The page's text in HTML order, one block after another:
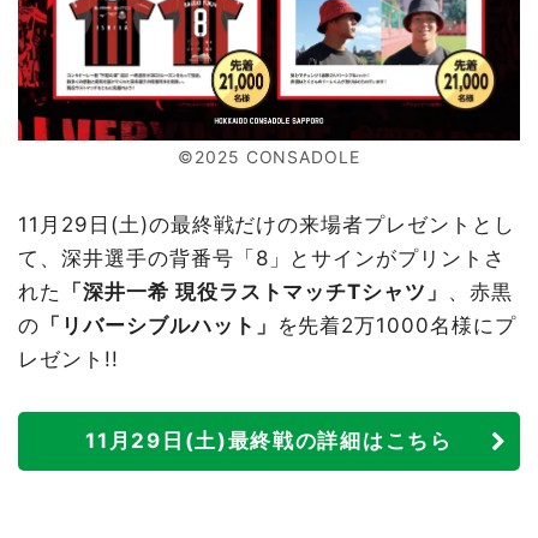
©2025 CONSADOLE
11月29日(土)の最終戦だけの来場者プレゼントとし
て、深井選手の背番号「8」とサインがプリントさ
れた
「深井一希 現役ラストマッチTシャツ」 、赤黒
の 「リバーシブルハット」 を先着2万1000名様にプ
レゼント!!
11月29日(土)最終戦の詳細はこちら